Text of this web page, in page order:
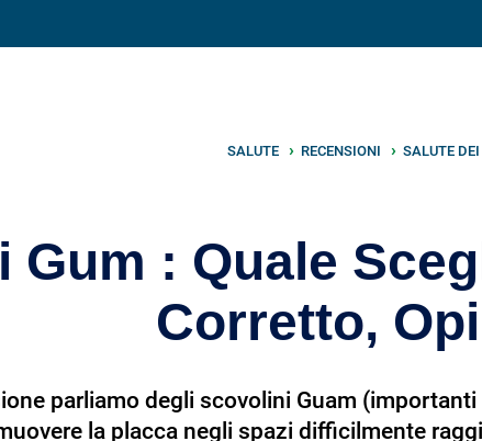
SALUTE RECENSIONI SALUTE
Gum : Quale
Corretto,
parliamo degli scovolini Guam
la placca negli spazi difficilmente